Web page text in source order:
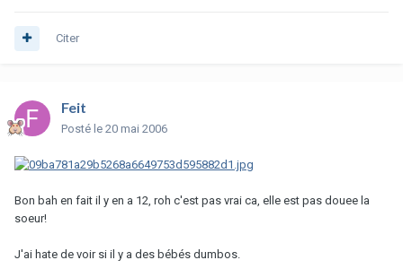
Citer
Feit
Posté le 20 mai 2006
Bon bah en fait il y en a 12, roh c'est pas vrai ca, elle est pas douee la
soeur!
J'ai hate de voir si il y a des bébés dumbos.